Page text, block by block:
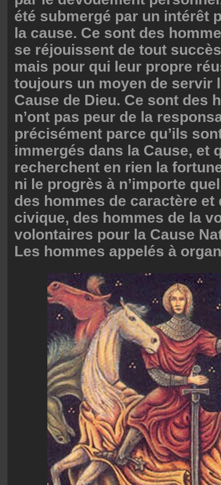
été submergé par un intérêt
la cause. Ce sont des
se réjouissent de tout
mais pour qui leur propre
toujours un moyen de servir
Cause de Dieu. Ce sont des
n’ont pas peur de la
précisément parce qu’ils
immergés dans la Cause, et
recherchent en rien la
ni le progrès à n’importe
des hommes de caractère et
civique, des hommes de la
volontaires pour la Cause
Les hommes appelés à